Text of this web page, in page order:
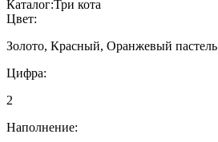
Каталог:Три кота
Цвет:
Золото, Красный, Оранжевый пастель
Цифра:
2
Наполнение: